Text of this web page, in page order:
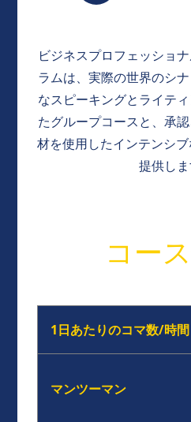
ビジネスプロフェッショ
ラムは、実際の世界のシ
なスピーキングとライテ
たグループコースと、承
材を使用したインテンシ
提供しま
コー
1日あたりのコマ数/時間
マンツーマン